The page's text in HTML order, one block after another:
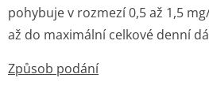
pohybuje v rozmezí 0,5 až 1,5
až do maximální celkové denní
Způsob podání